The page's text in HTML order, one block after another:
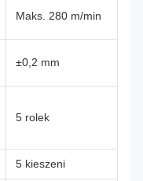
Maks. 280 m/min
±0,2 mm
5 rolek
5 kieszeni